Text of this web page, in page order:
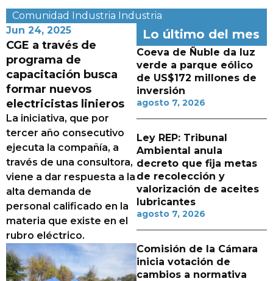
Comunidad Industria Industria
Jun 24, 2025
CGE a través de
programa de
capacitación busca
formar nuevos
electricistas linieros
La iniciativa, que por
tercer año consecutivo
ejecuta la compañía, a
través de una consultora,
viene a dar respuesta a la
alta demanda de
personal calificado en la
materia que existe en el
rubro eléctrico.
Lo último del mes
Coeva de Ñuble da luz
verde a parque eólico
de US$172 millones de
inversión
agosto 7, 2026
Ley REP: Tribunal
Ambiental anula
decreto que fija metas
de recolección y
valorización de aceites
lubricantes
agosto 7, 2026
Comisión de la Cámara
inicia votación de
cambios a normativa